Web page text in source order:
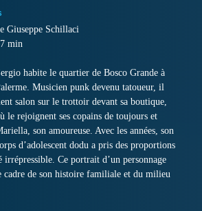
Giuseppe Schillaci
min
habite le quartier de Bosco Grande à
Musicien punk devenu tatoueur, il
salon sur le trottoir devant sa boutique,
le rejoignent ses copains de toujours et
son amoureuse. Avec les années, son
d’adolescent dodu a pris des proportions
irrépressible. Ce portrait d’un personnage
cadre de son histoire familiale et du milieu